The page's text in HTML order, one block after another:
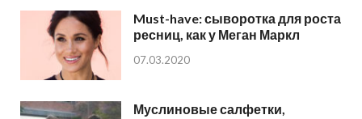
Must-have: сыворотка для роста
ресниц, как у Меган Маркл
07.03.2020
Муслиновые салфетки,